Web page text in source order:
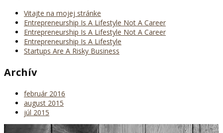
Vitajte na mojej stránke
Entrepreneurship Is A Lifestyle Not A Career
Entrepreneurship Is A Lifestyle Not A Career
Entrepreneurship Is A Lifestyle
Startups Are A Risky Business
Archív
február 2016
august 2015
júl 2015